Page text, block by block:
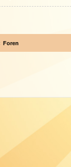
Foren